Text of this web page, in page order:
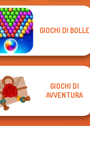
Airport
GIOCHI DI BOLLE
GIOCHI DI
AVVENTURA